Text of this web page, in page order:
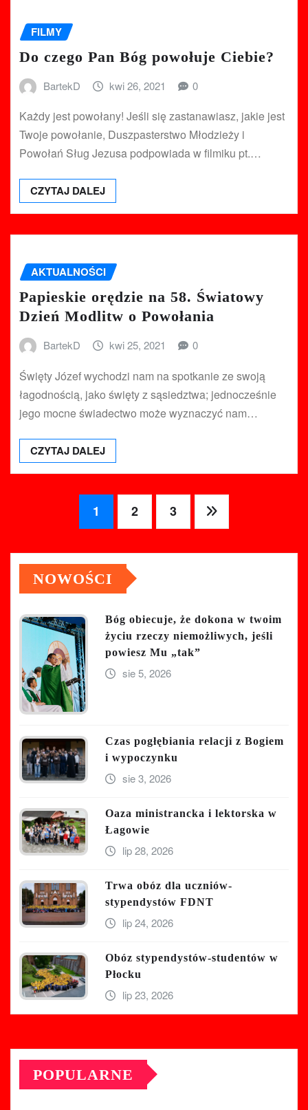
FILMY
Do czego Pan Bóg powołuje Ciebie?
BartekD kwi 26, 2021 0
Każdy jest powołany! Jeśli się zastanawiasz, jakie jest
Twoje powołanie, Duszpasterstwo Młodzieży i
Powołań Sług Jezusa podpowiada w filmiku pt.…
CZYTAJ DALEJ
AKTUALNOŚCI
Papieskie orędzie na 58. Światowy
Dzień Modlitw o Powołania
BartekD kwi 25, 2021 0
Święty Józef wychodzi nam na spotkanie ze swoją
łagodnością, jako święty z sąsiedztwa; jednocześnie
jego mocne świadectwo może wyznaczyć nam…
CZYTAJ DALEJ
Stronicowanie
wpisów
1 2 3
NOWOŚCI
Bóg obiecuje, że dokona w twoim
życiu rzeczy niemożliwych, jeśli
powiesz Mu „tak”
sie 5, 2026
Czas pogłębiania relacji z Bogiem
i wypoczynku
sie 3, 2026
Oaza ministrancka i lektorska w
Łagowie
lip 28, 2026
Trwa obóz dla uczniów-
stypendystów FDNT
lip 24, 2026
Obóz stypendystów-studentów w
Płocku
lip 23, 2026
POPULARNE